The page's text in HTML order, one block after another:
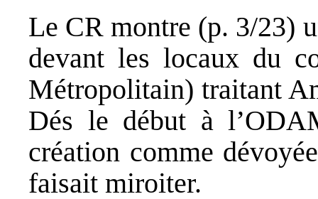
Le CR montre (p. 3/23)
devant les locaux du
Métropolitain) traitant
Dés le début à
création comme
faisait miroiter.